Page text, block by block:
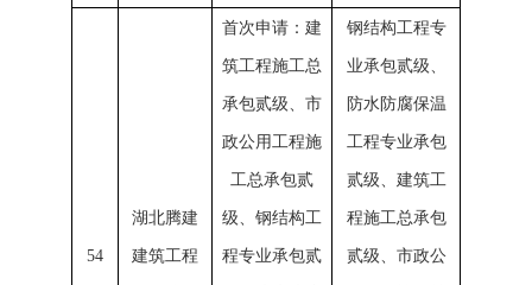
54
湖北腾建
建筑工程
首次申请：建
筑工程施工总
承包贰级、市
政公用工程施
工总承包贰
级、钢结构工
程专业承包贰
钢结构工程专
业承包贰级、
防水防腐保温
工程专业承包
贰级、建筑工
程施工总承包
贰级、市政公